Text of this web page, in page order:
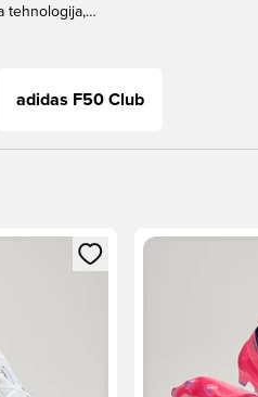
tehnologija,
Elite, kar
adidas F50 Club
vpis kot član Odpre Modal